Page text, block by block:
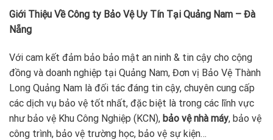
Giới Thiệu Về Công ty Bảo Vệ Uy Tín Tại Quảng Nam – Đà
Nẵng
Với cam kết đảm bảo bảo mật an ninh & tin cậy cho cộng
đồng và doanh nghiệp tại Quảng Nam, Đơn vị Bảo Vệ Thành
Long Quảng Nam là đối tác đáng tin cậy, chuyên cung cấp
các dịch vụ bảo vệ tốt nhất, đặc biệt là trong các lĩnh vực
như bảo vệ Khu Công Nghiệp (KCN), bảo vệ nhà máy, bảo vệ
công trình, bảo vệ trường học, bảo vệ sự kiện…